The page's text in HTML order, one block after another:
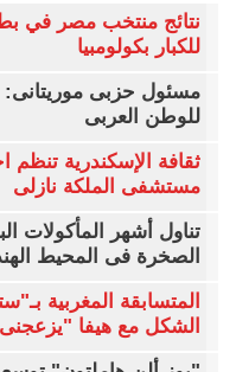
نتائج منتخب مصر في
للكبار بكولومبيا
مسئول حزبى
للوطن العربى
ثقافة الإسكندرية تنظم
مستشفى الملكة نازلى
تناول أشهر المأكولات
الصخرة فى المحيط
المتسابقة المغربية
الشكل مع هيفا